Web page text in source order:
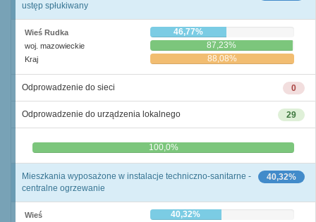
ustęp spłukiwany
Wieś Rudka 46,77%
woj. mazowieckie 87,23%
Kraj 88,08%
0
Odprowadzenie do sieci
29
Odprowadzenie do urządzenia lokalnego
0,0% 100,0%
40,32%
Mieszkania wyposażone w instalacje techniczno-sanitarne -
centralne ogrzewanie
Wieś 40,32%